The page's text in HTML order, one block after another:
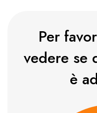
Per
vedere se
è